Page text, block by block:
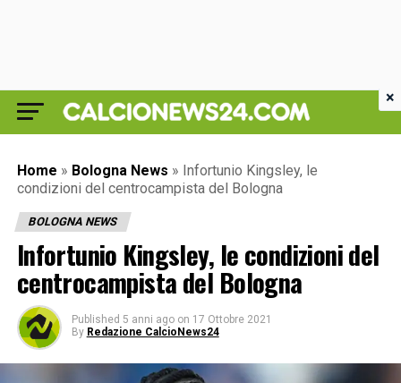
Home » Bologna News » Infortunio Kingsley, le
condizioni del centrocampista del Bologna
BOLOGNA NEWS
Infortunio Kingsley, le condizioni del
centrocampista del Bologna
Published 5 anni ago on 17 Ottobre 2021
By Redazione CalcioNews24
×